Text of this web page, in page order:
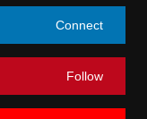
Connect
Follow